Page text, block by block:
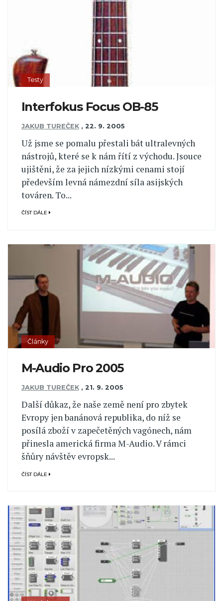
Testy
Interfokus Focus OB-85
JAKUB TUREČEK , 22. 9. 2005
Už jsme se pomalu přestali bát ultralevných
nástrojů, které se k nám řítí z východu. Jsouce
ujištěni, že za jejich nízkými cenami stojí
především levná námezdní síla asijských
továren. To...
ČÍST DÁLE
Články
M-Audio Pro 2005
JAKUB TUREČEK , 21. 9. 2005
Další důkaz, že naše země není pro zbytek
Evropy jen banánová republika, do níž se
posílá zboží v zapečetěných vagónech, nám
přinesla americká firma M-Audio. V rámci
šňůry návštěv evropsk...
ČÍST DÁLE